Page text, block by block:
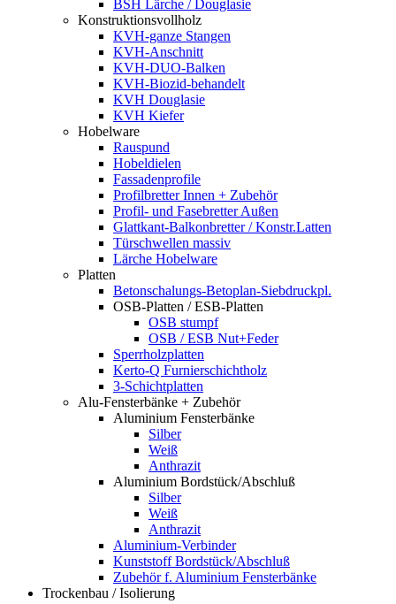
BSH Lärche / Douglasie
Konstruktionsvollholz
KVH-ganze Stangen
KVH-Anschnitt
KVH-DUO-Balken
KVH-Biozid-behandelt
KVH Douglasie
KVH Kiefer
Hobelware
Rauspund
Hobeldielen
Fassadenprofile
Profilbretter Innen + Zubehör
Profil- und Fasebretter Außen
Glattkant-Balkonbretter / Konstr.Latten
Türschwellen massiv
Lärche Hobelware
Platten
Betonschalungs-Betoplan-Siebdruckpl.
OSB-Platten / ESB-Platten
OSB stumpf
OSB / ESB Nut+Feder
Sperrholzplatten
Kerto-Q Furnierschichtholz
3-Schichtplatten
Alu-Fensterbänke + Zubehör
Aluminium Fensterbänke
Silber
Weiß
Anthrazit
Aluminium Bordstück/Abschluß
Silber
Weiß
Anthrazit
Aluminium-Verbinder
Kunststoff Bordstück/Abschluß
Zubehör f. Aluminium Fensterbänke
Trockenbau / Isolierung